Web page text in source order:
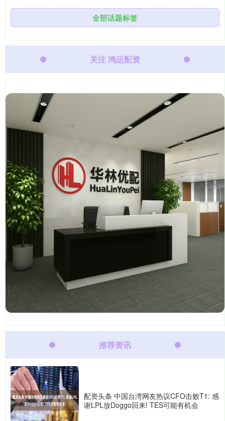
全部话题标签
关注 鸿运配资
推荐资讯
配资头条 中国台湾网友热议CFO击败T1: 感
谢LPL放Doggo回来! TES可能有机会